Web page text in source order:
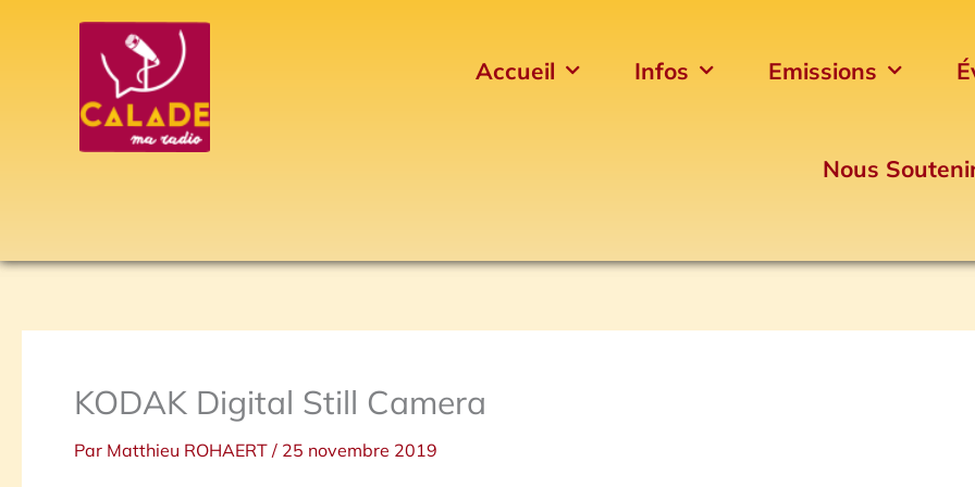
Accueil Infos Emissions
Nous
KODAK Digital Still Camera
Par Matthieu ROHAERT / 25 novembre 2019